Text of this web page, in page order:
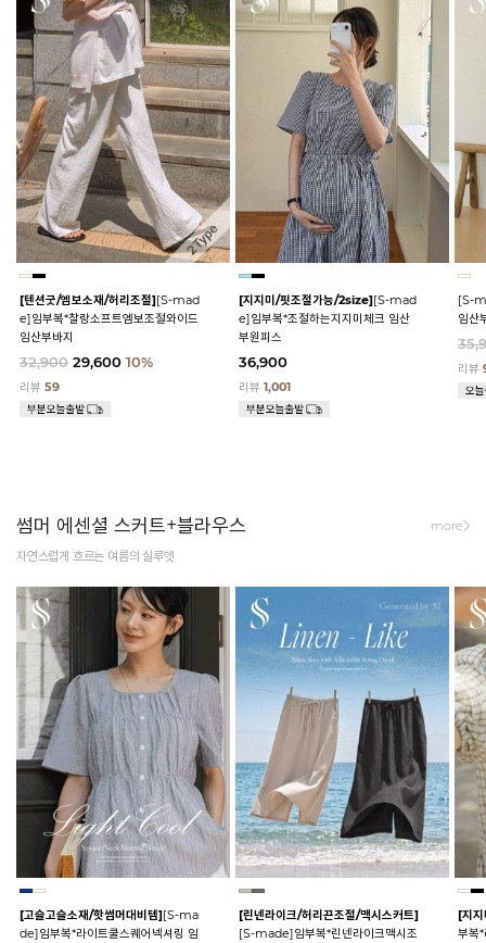
[텐션굿/엠보소재/허리조절][S-mad
e]임부복*찰랑소프트엠보조절와이드
임산부바지
32,900 29,600 10%
리뷰 59
[지지미/핏조절가능/2size][S-mad
e]임부복*조절하는지지미체크 임산
부원피스
36,900
리뷰1,001
[S-
임산
리뷰
썸머 에센셜 스커트+블라우스
자연스럽게 흐르는 여름의 실루엣
more
[고슬고슬소재/핫썸머대비템][S-ma
de]임부복*라이트쿨스퀘어넥셔링 임
[린넨라이크/허리끈조절/맥시스커트]
[S-made]임부복*린넨라이크맥시조
[지
부복